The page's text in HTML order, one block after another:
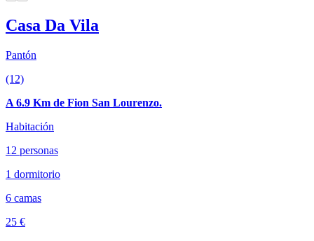
Casa Da Vila
Pantón
(12)
A 6.9 Km de Fion San Lourenzo.
Habitación
12 personas
1 dormitorio
6 camas
25 €